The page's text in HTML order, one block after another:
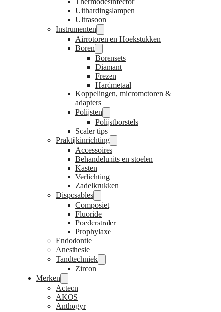
Uithardingslampen
Ultrasoon
Instrumenten
Airrotoren en Hoekstukken
Boren
Borensets
Diamant
Frezen
Hardmetaal
Koppelingen, micromotoren &
adapters
Polijsten
Polijstborstels
Scaler tips
Praktijkinrichting
Accessoires
Behandelunits en stoelen
Kasten
Verlichting
Zadelkrukken
Disposables
Composiet
Fluoride
Poederstraler
Prophylaxe
Endodontie
Anesthesie
Tandtechniek
Zircon
Merken
Acteon
AKOS
Anthogyr